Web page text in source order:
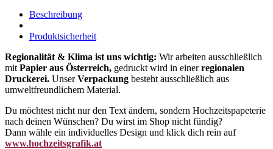
Beschreibung
Produktsicherheit
Regionalität & Klima ist uns wichtig: Wir arbeiten ausschließlich
mit Papier aus Österreich, gedruckt wird in einerregionalen
Druckerei. UnserVerpackung besteht ausschließlich aus
umweltfreundlichem Material.
Du möchtest nicht nur den Text ändern, sondern Hochzeitspapeterie
nach deinen Wünschen? Du wirst im Shop nicht fündig?
Dann wähle ein individuelles Design und klick dich rein auf
www.hochzeitsgrafik.at